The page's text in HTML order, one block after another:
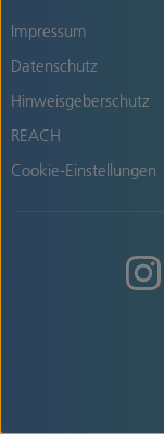
Impressum
Datenschutz
Hinweisgeberschutz
REACH
Cookie-Einstellungen